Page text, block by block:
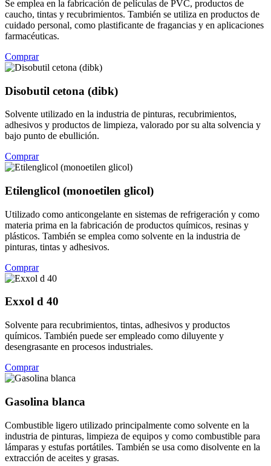
Se emplea en la fabricación de películas de PVC, productos de
caucho, tintas y recubrimientos. También se utiliza en productos de
cuidado personal, como plastificante de fragancias y en aplicaciones
farmacéuticas.
Comprar
Disobutil cetona (dibk)
Solvente utilizado en la industria de pinturas, recubrimientos,
adhesivos y productos de limpieza, valorado por su alta solvencia y
bajo punto de ebullición.
Comprar
Etilenglicol (monoetilen glicol)
Utilizado como anticongelante en sistemas de refrigeración y como
materia prima en la fabricación de productos químicos, resinas y
plásticos. También se emplea como solvente en la industria de
pinturas, tintas y adhesivos.
Comprar
Exxol d 40
Solvente para recubrimientos, tintas, adhesivos y productos
químicos. También puede ser empleado como diluyente y
desengrasante en procesos industriales.
Comprar
Gasolina blanca
Combustible ligero utilizado principalmente como solvente en la
industria de pinturas, limpieza de equipos y como combustible para
lámparas y estufas portátiles. También se usa como disolvente en la
extracción de aceites y grasas.